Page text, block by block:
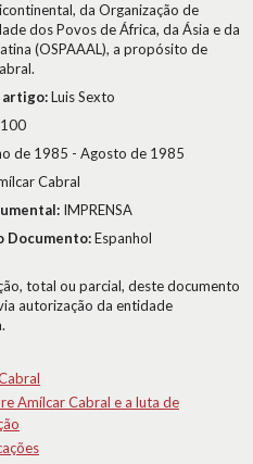
da Organização de
dos Povos de África, da Ásia e da
(OSPAAAL), a propósito de
Luis Sexto
100
de 1985 - Agosto de 1985
Cabral
IMPRENSA
Documento:Espanhol
total ou parcial, deste documento
autorização da entidade
Amílcar Cabral e a luta de